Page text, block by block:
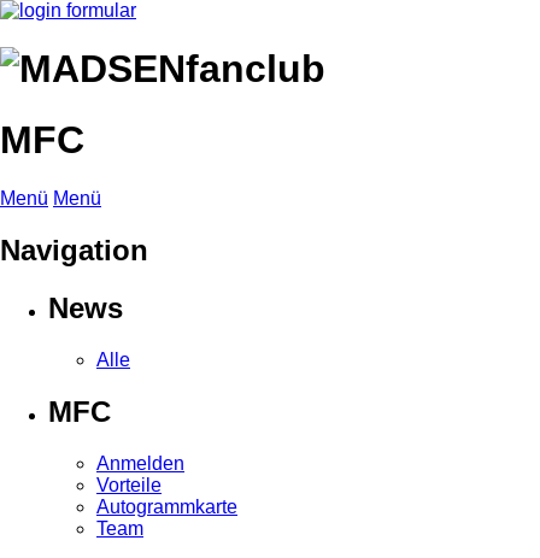
MFC
Menü Menü
Navigation
News
Alle
MFC
Anmelden
Vorteile
Autogrammkarte
Team